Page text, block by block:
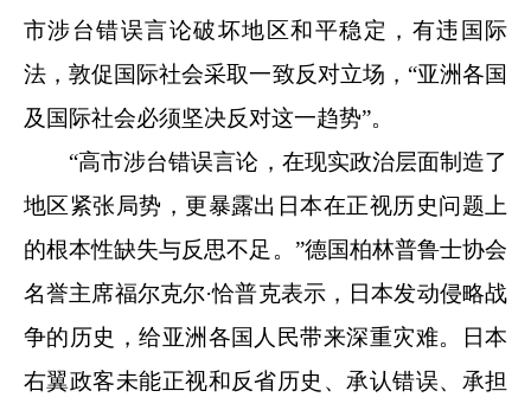
市涉台错误言论破坏地区和平稳定，有违国际
法，敦促国际社会采取一致反对立场，“亚洲各国
及国际社会必须坚决反对这一趋势”。
“高市涉台错误言论，在现实政治层面制造了
地区紧张局势，更暴露出日本在正视历史问题上
的根本性缺失与反思不足。”德国柏林普鲁士协会
名誉主席福尔克尔·恰普克表示，日本发动侵略战
争的历史，给亚洲各国人民带来深重灾难。日本
右翼政客未能正视和反省历史、承认错误、承担